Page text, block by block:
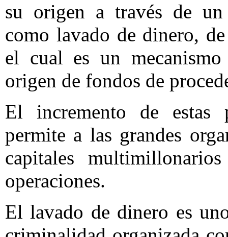
su origen a través de un
como lavado de dinero,
el cual es un
origen de fondos de
El incremento de estas
permite a las grandes
capitales
operaciones.
El lavado de dinero es